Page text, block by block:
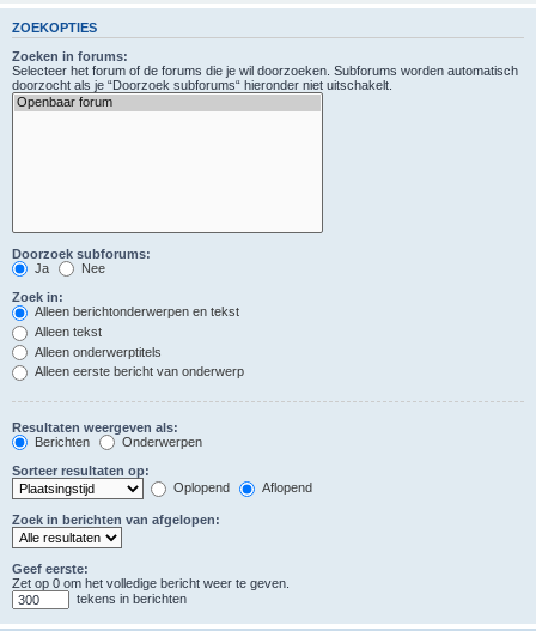
ZOEKOPTIES
Zoeken in forums:
Selecteer het forum of de forums die je wil doorzoeken. Subforums worden automatisch
doorzocht als je “Doorzoek subforums“ hieronder niet uitschakelt.
Doorzoek subforums:
Ja
Nee
Zoek in:
Alleen berichtonderwerpen en tekst
Alleen tekst
Alleen onderwerptitels
Alleen eerste bericht van onderwerp
Resultaten weergeven als:
Berichten
Onderwerpen
Sorteer resultaten op:
Oplopend
Aflopend
Zoek in berichten van afgelopen:
Geef eerste:
Zet op 0 om het volledige bericht weer te geven.
tekens in berichten